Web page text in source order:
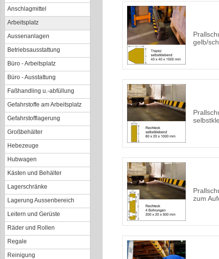
Anschlagmittel
Arbeitsplatz
Aussenanlagen
Betriebsausstattung
Büro - Arbeitsplatz
Büro - Ausstattung
Faßhandling u.-abfüllung
Gefahrstoffe am Arbeitsplatz
Gefahrstofflagerung
Großbehälter
Hebezeuge
Hubwagen
Kästen und Behälter
Lagerschränke
Lagerung Aussenbereich
Leitern und Gerüste
Räder und Rollen
Regale
Reinigung
gelb/
zum